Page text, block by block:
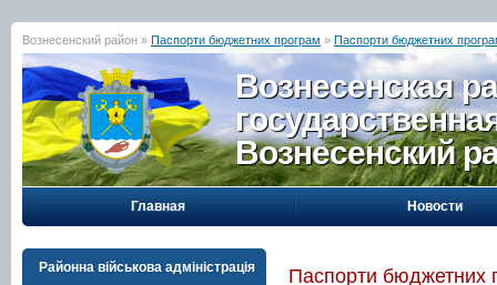
Вознесенский район » Паспорти бюджетних програм » Паспорти бюджетних
Вознесенская
Вознесенский
Главная Новости
Районна військова адміністрація Паспорти бюджетних